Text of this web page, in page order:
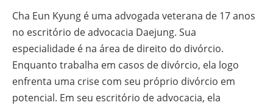
Cha Eun Kyung é uma advogada veterana de 17 anos
no escritório de advocacia Daejung. Sua
especialidade é na área de direito do divórcio.
Enquanto trabalha em casos de divórcio, ela logo
enfrenta uma crise com seu próprio divórcio em
potencial. Em seu escritório de advocacia, ela